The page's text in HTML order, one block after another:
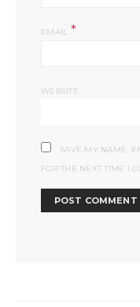
EMAIL *
WEBSITE
SAVE MY NAME,
FOR THE NEXT TIME I